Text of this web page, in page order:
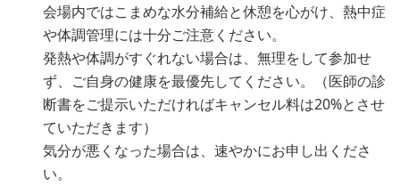
会場内ではこまめな水分補給と休憩を心がけ、熱中症
や体調管理には十分ご注意ください。
発熱や体調がすぐれない場合は、無理をして参加せ
ず、ご自身の健康を最優先してください。（医師の診
断書をご提示いただければキャンセル料は20%とさせ
ていただきます）
気分が悪くなった場合は、速やかにお申し出くださ
い。